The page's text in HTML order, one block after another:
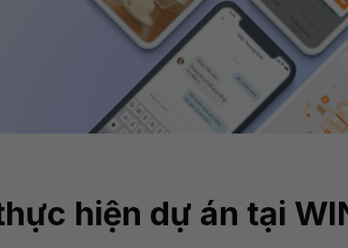
hiện dự án tại